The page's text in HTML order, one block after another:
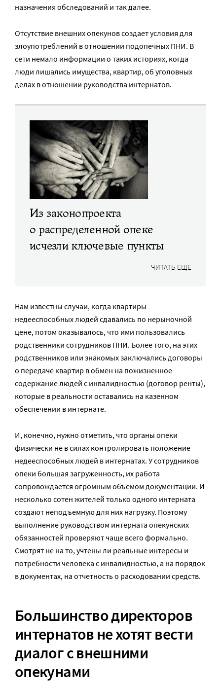
назначения обследований и так далее.
Отсутствие внешних опекунов создает условия для
злоупотреблений в отношении подопечных ПНИ. В
сети немало информации о таких историях, когда
люди лишались имущества, квартир, об уголовных
делах в отношении руководства интернатов.
Из законопроекта
о распределенной опеке
исчезли ключевые пункты
ЧИТАТЬ ЕЩЕ
Нам известны случаи, когда квартиры
недееспособных людей сдавались по нерыночной
цене, потом оказывалось, что ими пользовались
родственники сотрудников ПНИ. Более того, на этих
родственников или знакомых заключались договоры
о передаче квартир в обмен на пожизненное
содержание людей с инвалидностью (договор ренты),
которые в реальности оставались на казенном
обеспечении в интернате.
И, конечно, нужно отметить, что органы опеки
физически не в силах контролировать положение
недееспособных людей в интернатах. У сотрудников
опеки большая загруженность, их работа
сопровождается огромным объемом документации. И
несколько сотен жителей только одного интерната
создают неподъемную для них нагрузку. Поэтому
выполнение руководством интерната опекунских
обязанностей проверяют чаще всего формально.
Смотрят не на то, учтены ли реальные интересы и
потребности человека с инвалидностью, а на порядок
в документах, на отчетность о расходовании средств.
Большинство директоров
интернатов не хотят вести
диалог с внешними
опекунами